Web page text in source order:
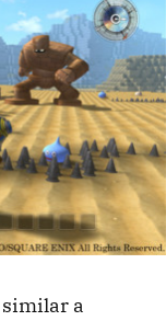
similar a